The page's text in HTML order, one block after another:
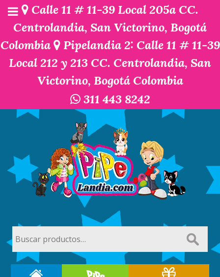
Calle 11 # 11-39 Local 205a CC.
Centrolandia, San Victorino, Bogotá
Colombia
Pipelandia 2: Calle 11 # 11-39
Local 212 y 213 CC. Centrolandia, San
Victorino, Bogotá Colombia
311 443 8242
por: